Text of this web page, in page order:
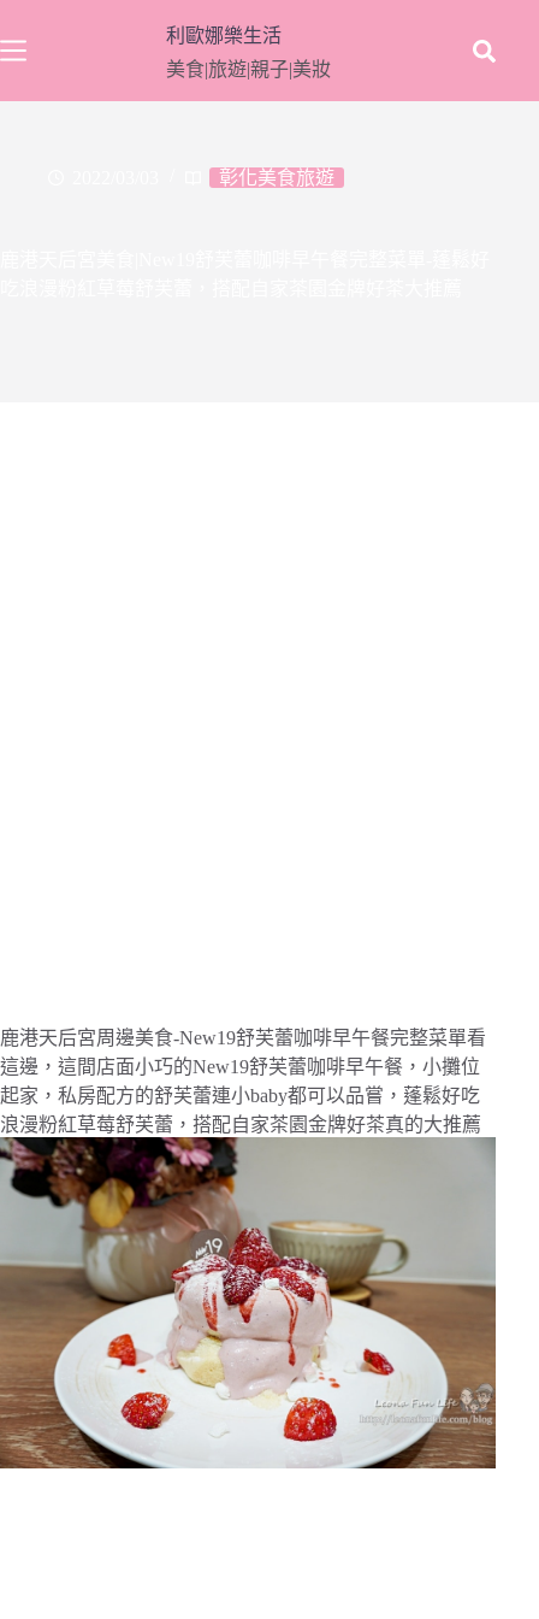
至
要
利歐娜樂生活
美食|旅遊|親子|美妝
彰化美食旅遊
鹿港天后宮周邊美食-New19舒芙蕾咖啡早午餐完整菜單看
這邊，這間店面小巧的New19舒芙蕾咖啡早午餐，小攤位
起家，私房配方的舒芙蕾連小baby都可以品嘗，蓬鬆好吃
浪漫粉紅草莓舒芙蕾，搭配自家茶園金牌好茶真的大推薦